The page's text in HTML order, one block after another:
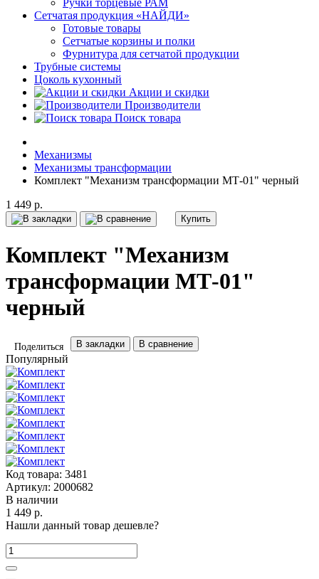
Ручки торцевые РАМ
Сетчатая продукция «НАЙДИ»
Готовые товары
Сетчатые корзины и полки
Фурнитура для сетчатой продукции
Трубные системы
Цоколь кухонный
Акции и скидки
Производители
Поиск товара
Механизмы
Механизмы трансформации
Комплект "Механизм трансформации МТ-01" черный
1 449 р.
Купить
Комплект "Механизм
трансформации МТ-01"
черный
Поделиться В закладки В сравнение
Популярный
Код товара: 3481
Артикул: 2000682
В наличии
1 449 р.
Нашли данный товар дешевле?